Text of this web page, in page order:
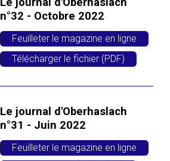
n°32 - Octobre 2022
Feuilleter le magazine en ligne
Télécharger le fichier (PDF)
Le journal d'Oberhaslach
n°31 - Juin 2022
Feuilleter le magazine en ligne